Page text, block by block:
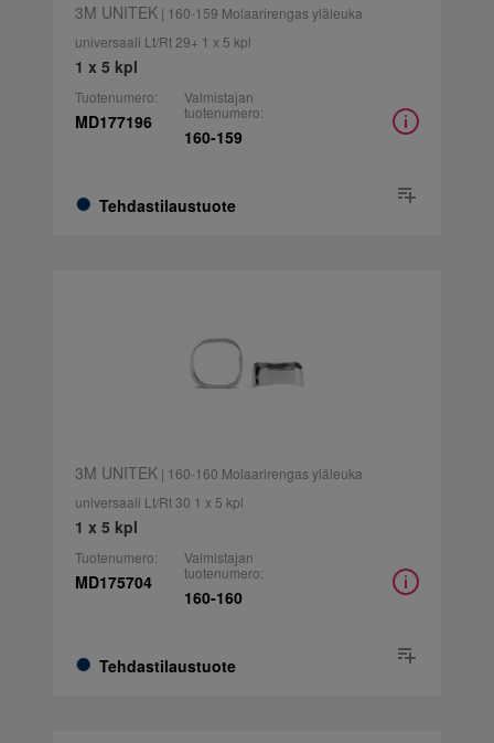
3M UNITEK| 160-159 Molaarirengas yläleuka
universaali Lt/Rt 29+ 1 x 5 kpl
1 x 5 kpl
Tuotenumero:
MD177196
Tehdastilaustuote
Valmistajan
tuotenumero:
160-159
3M UNITEK| 160-160 Molaarirengas yläleuka
universaali Lt/Rt 30 1 x 5 kpl
1 x 5 kpl
Tuotenumero:
MD175704
Tehdastilaustuote
Valmistajan
tuotenumero:
160-160